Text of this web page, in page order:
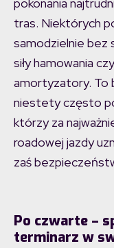
pokonania
tras. Niektórych
samodzielnie bez
siły hamowania
amortyzatory. To
niestety często
którzy za
roadowej jazdy
zaś
Po czwarte –
terminarz w